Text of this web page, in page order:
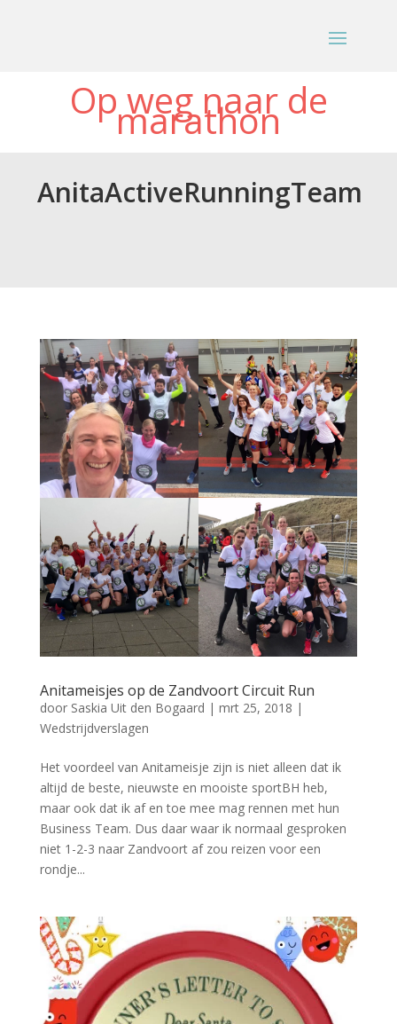
Op weg naar de
marathon
AnitaActiveRunningTeam
Anitameisjes op de Zandvoort Circuit Run
door Saskia Uit den Bogaard | mrt 25, 2018 |
Wedstrijdverslagen
Het voordeel van Anitameisje zijn is niet alleen dat ik
altijd de beste, nieuwste en mooiste sportBH heb,
maar ook dat ik af en toe mee mag rennen met hun
Business Team. Dus daar waar ik normaal gesproken
niet 1-2-3 naar Zandvoort af zou reizen voor een
rondje...